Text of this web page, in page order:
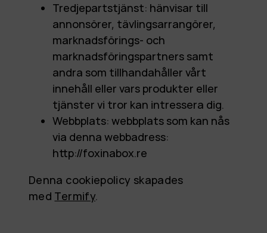
Tredjepartstjänst: hänvisar till
annonsörer, tävlingsarrangörer,
marknadsförings- och
marknadsföringspartners samt
andra som tillhandahåller vårt
innehåll eller vars produkter eller
tjänster vi tror kan intressera dig.
Webbplats: webbplats som kan nås
via denna webbadress:
http://foxinabox.re
Denna cookiepolicy skapades
med Termify.